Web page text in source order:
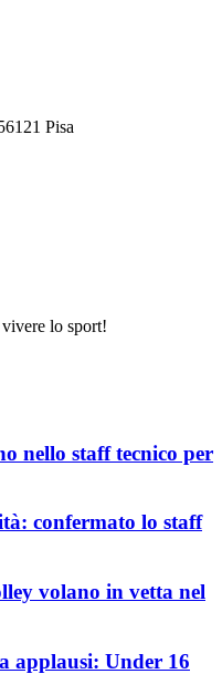
Pisa
lo sport!
nello staff tecnico per
confermato lo staff
volano in vetta nel
applausi: Under 16